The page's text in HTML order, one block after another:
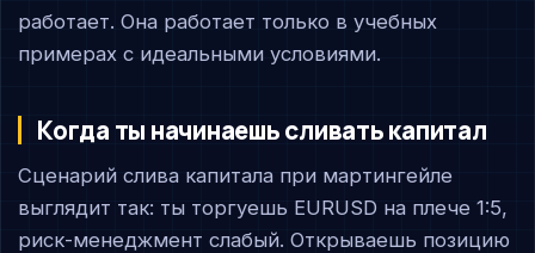
работает. Она работает только в учебных
примерах с идеальными условиями.
Когда ты начинаешь сливать капитал
Сценарий слива капитала при мартингейле
выглядит так: ты торгуешь EURUSD на плече 1:5,
риск-менеджмент слабый. Открываешь позицию